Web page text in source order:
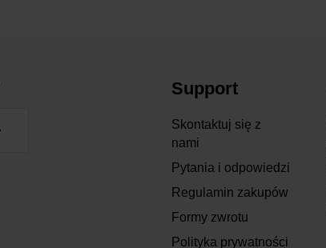
Support
Skontaktuj się z
nami
Pytania i odpowiedzi
Regulamin zakupów
Formy zwrotu
Polityka prywatności